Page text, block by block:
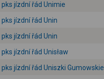
pks jízdní řád Unimie
pks jízdní řád Unin
pks jízdní řád Unin
pks jízdní řád Unisław
pks jízdní řád Uniszki Gumowskie